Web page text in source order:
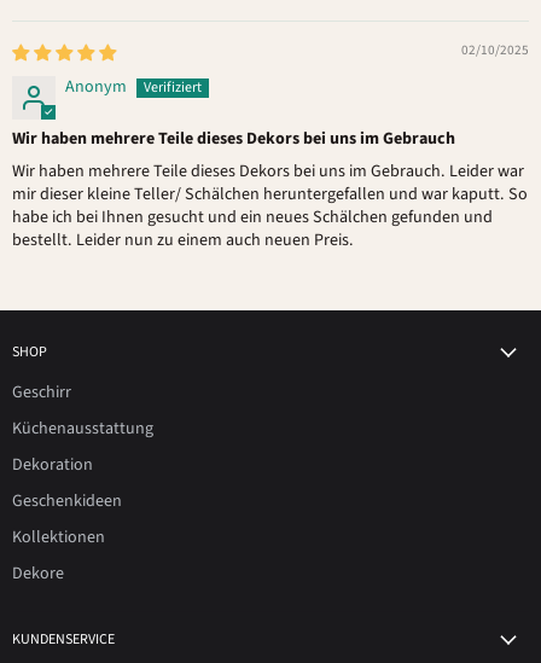
02/10/2025
Anonym
Wir haben mehrere Teile dieses Dekors bei uns im Gebrauch
Wir haben mehrere Teile dieses Dekors bei uns im Gebrauch. Leider war
mir dieser kleine Teller/ Schälchen heruntergefallen und war kaputt. So
habe ich bei Ihnen gesucht und ein neues Schälchen gefunden und
bestellt. Leider nun zu einem auch neuen Preis.
SHOP
Geschirr
Küchenausstattung
Dekoration
Geschenkideen
Kollektionen
Dekore
KUNDENSERVICE